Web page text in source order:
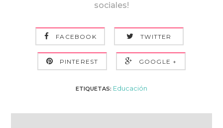
sociales!
FACEBOOK TWITTER
PINTEREST GOOGLE +
ETIQUETAS: Educación